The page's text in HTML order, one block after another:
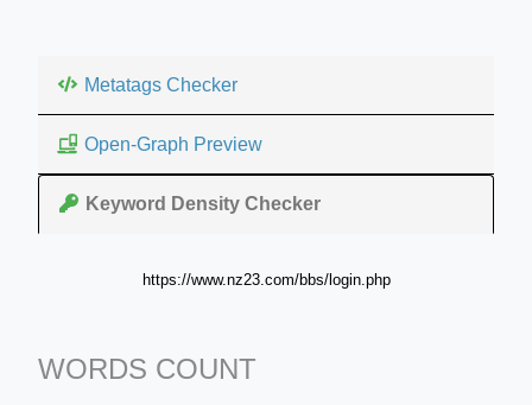
Metatags Checker
Open-Graph Preview
Keyword Density Checker
https://www.nz23.com/bbs/login.php
WORDS COUNT